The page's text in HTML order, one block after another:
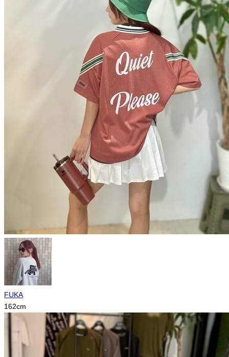
FUKA
162cm